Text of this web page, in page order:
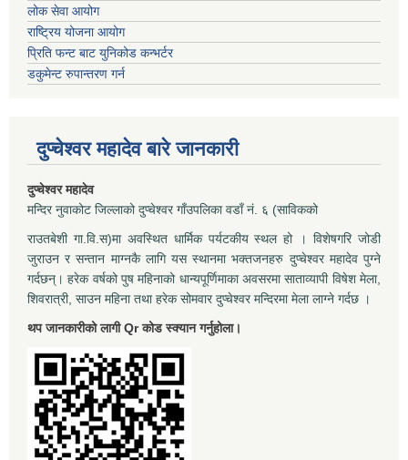
लोक सेवा आयोग
राष्ट्रिय योजना आयोग
प्रिति फन्ट बाट युनिकोड कन्भर्टर
डकुमेन्ट रुपान्तरण गर्न
दुप्चेश्वर महादेव बारे जानकारी
दुप्चेश्वर महादेव
मन्दिर नुवाकोट जिल्लाको दुप्चेश्वर गाँउपलिका वडाँ नं. ६ (साविकको
राउतबेशी गा.वि.स)मा अवस्थित धार्मिक पर्यटकीय स्थल हो । विशेषगरि जोडी
जुराउन र सन्तान माग्नकै लागि यस स्थानमा भक्तजनहरु दुप्चेश्वर महादेव पुग्ने
गर्दछन्। हरेक वर्षको पुष महिनाको धान्यपूर्णिमाका अवसरमा साताव्यापी विषेश मेला,
शिवरात्री, साउन महिना तथा हरेक सोमवार दुप्चेश्वर मन्दिरमा मेला लाग्ने गर्दछ ।
थप जानकारीको लागी Qr कोड स्क्यान गर्नुहोला।